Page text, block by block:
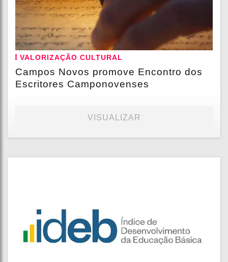
VALORIZAÇÃO CULTURAL
Campos Novos promove Encontro dos
Escritores Camponovenses
VISUALIZAR